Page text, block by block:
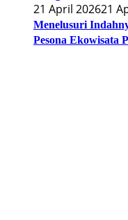
21 April 202621
Menelusuri
Pesona Ekowisata